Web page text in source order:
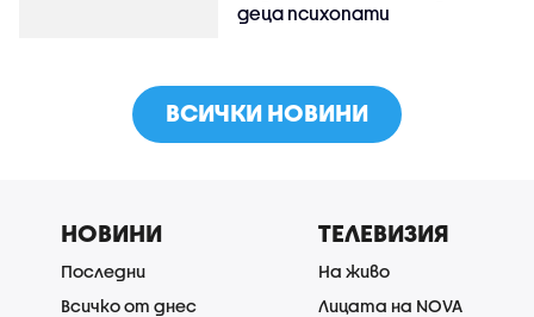
деца психопати
ВСИЧКИ НОВИНИ
НОВИНИ
Последни
Всичко от днес
ТЕЛЕВИЗИЯ
На живо
Лицата на NOVA